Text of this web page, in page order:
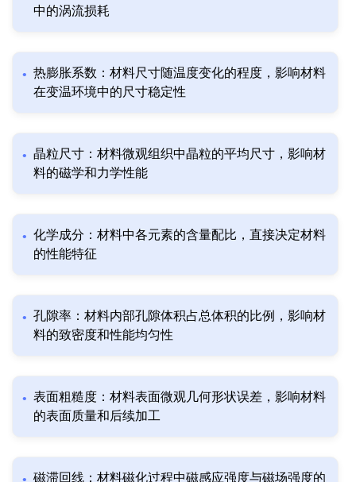
中的涡流损耗
热膨胀系数：材料尺寸随温度变化的程度，影响材料
在变温环境中的尺寸稳定性
晶粒尺寸：材料微观组织中晶粒的平均尺寸，影响材
料的磁学和力学性能
化学成分：材料中各元素的含量配比，直接决定材料
的性能特征
孔隙率：材料内部孔隙体积占总体积的比例，影响材
料的致密度和性能均匀性
表面粗糙度：材料表面微观几何形状误差，影响材料
的表面质量和后续加工
磁滞回线：材料磁化过程中磁感应强度与磁场强度的